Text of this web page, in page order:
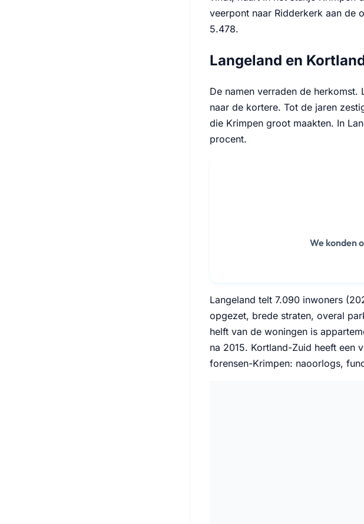
veerpont naar Ridderkerk aan de
5.478.
Langeland en
De namen verraden de
naar de kortere. Tot de jaren
die Krimpen groot maakten. In
procent.
We konden
Langeland telt 7.090 inwoners
opgezet, brede straten, overal
helft van de woningen is
na 2015. Kortland-Zuid heeft een
forensen-Krimpen: naoorlogs,